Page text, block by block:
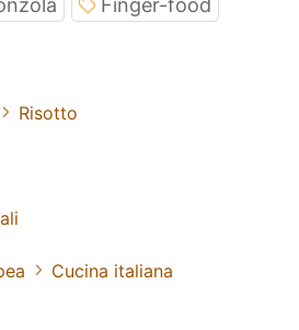
Finger-food
Risotto
Cucina italiana